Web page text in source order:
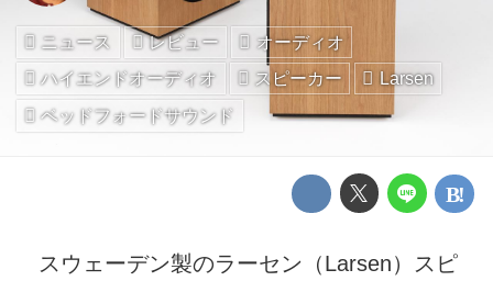
ニュース レビュー
オーディオ
ハイエンドオーディオ
スピーカー
Larsen
ベッドフォードサウンド
スウェーデン製のラーセン（Larsen）スピ